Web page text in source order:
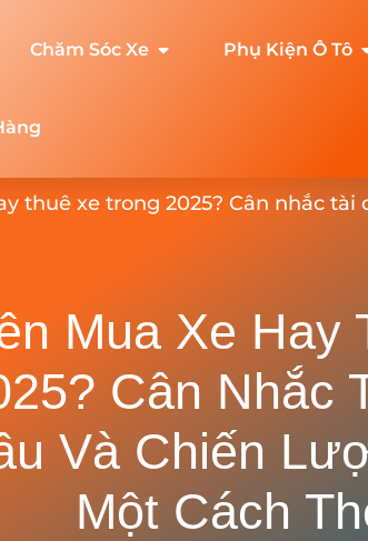
Chăm Sóc Xe Phụ Kiện Ô Tô
thuê xe trong 2025? Cân nhắc
Mua Xe Hay
Cân Nhắc
Và Chiến
Một Cách